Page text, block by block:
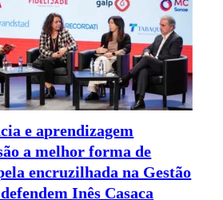
e aprendizagem
a melhor forma de
encruzilhada na Gestão
Inês Casaca